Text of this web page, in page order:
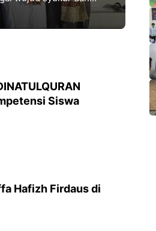
Siswa
Hafizh Firdaus di